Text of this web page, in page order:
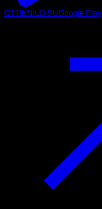
OTTIENILO SUGoogle Play